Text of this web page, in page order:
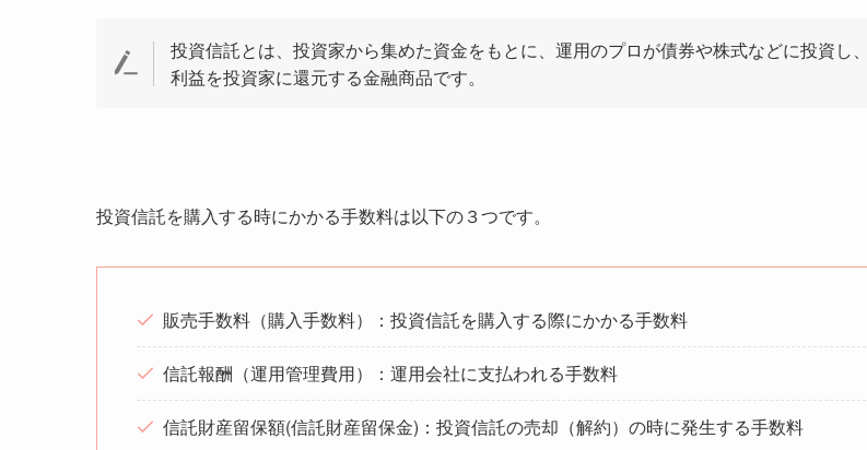
投資信託とは、投資家から集めた資金をもとに、運用のプロが債券や株式などに投資し
利益を投資家に還元する金融商品です。
投資信託を購入する時にかかる手数料は以下の３つです。
販売手数料（購入手数料）：投資信託を購入する際にかかる手数料
信託報酬（運用管理費用）：運用会社に支払われる手数料
信託財産留保額(信託財産留保金)：投資信託の売却（解約）の時に発生する手数料